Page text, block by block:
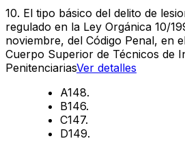
10. El tipo básico del delito de
regulado en la Ley Orgánica 10/
noviembre, del Código Penal, en
Cuerpo Superior de Técnicos de
PenitenciariasVer detalles
A148.
B146.
C147.
D149.